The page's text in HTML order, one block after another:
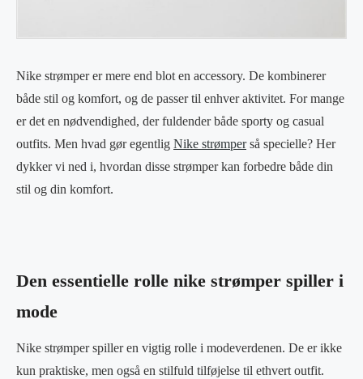
Nike strømper er mere end blot en accessory. De kombinerer
både stil og komfort, og de passer til enhver aktivitet. For mange
er det en nødvendighed, der fuldender både sporty og casual
outfits. Men hvad gør egentlig Nike strømperså specielle? Her
dykker vi ned i, hvordan disse strømper kan forbedre både din
stil og din komfort.
Den essentielle rolle nike strømper spiller i
mode
Nike strømper spiller en vigtig rolle i modeverdenen. De er ikke
kun praktiske, men også en stilfuld tilføjelse til ethvert outfit.